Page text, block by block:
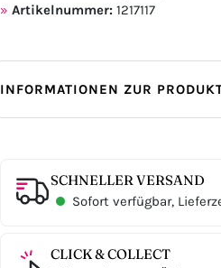
Artikelnummer: 1217117
INFORMATIONEN ZUR
SCHNELLER VERSAND
Sofort verfügbar,
CLICK & COLLECT